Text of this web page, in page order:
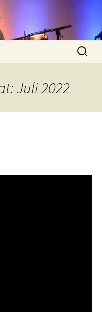
Suchen
nach:
Juli 2022